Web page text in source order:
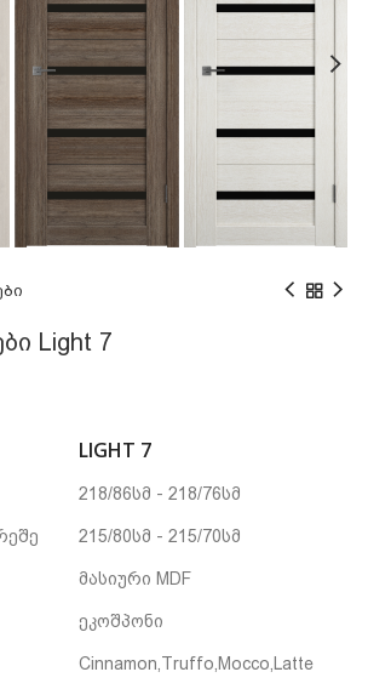
Light 7
LIGHT 7
218/86სმ - 218/76სმ
215/80სმ - 215/70სმ
მასიური MDF
ეკოშპონი
Cinnamon,Truffo,Mocco,Latte